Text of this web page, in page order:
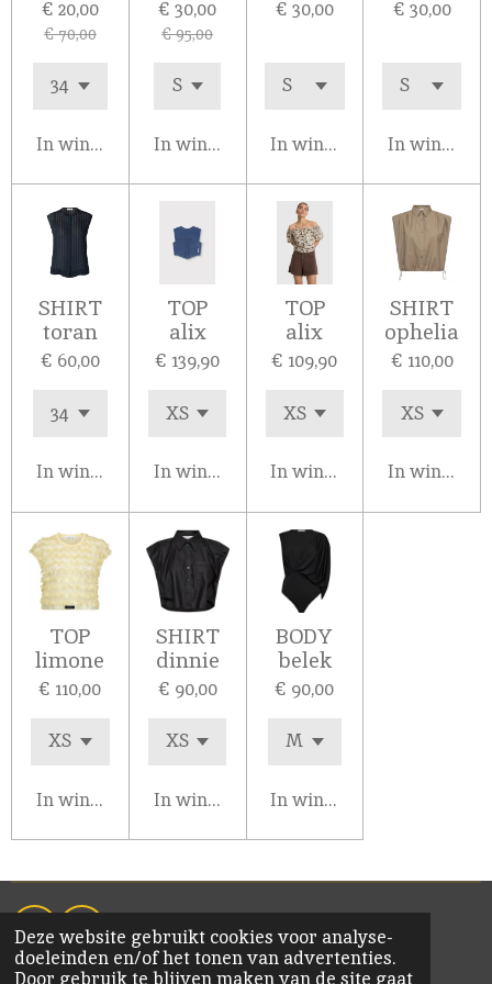
Deze website gebruikt cookies voor analyse-
doeleinden en/of het tonen van advertenties.
Door gebruik te blijven maken van de site gaat
€ 20,00
€ 70,00
In winkelwagen
€ 30,00
€ 95,00
In winkelwagen
€ 30,00
In winkelwagen
€ 30,00
In
SHIRT
toran
€ 60,00
In winkelwagen
TOP
alix
€ 139,90
In winkelwagen
TOP
alix
€ 109,90
In winkelwagen
SHIRT
ophelia
€ 110,00
In
TOP
limone
€ 110,00
In winkelwagen
SHIRT
dinnie
€ 90,00
In winkelwagen
BODY
belek
€ 90,00
In winkelwagen
F
a
c
I
n
s
© 2020 KiM Bornem